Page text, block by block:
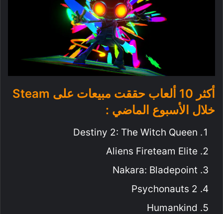
أكثر 10 ألعاب حققت مبيعات على Steam
خلال الأسبوع الماضي :
Destiny 2: The Witch Queen
Aliens Fireteam Elite
Nakara: Bladepoint
Psychonauts 2
Humankind